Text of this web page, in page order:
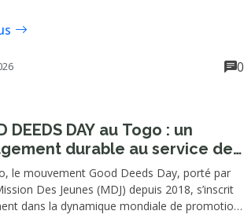
du marquage fiscal sécurisé obligatoire dans
Maritime.
0
DEEDS DAY au Togo : un
durable au service de
et de l’environnement
le mouvement Good Deeds Day, porté par
Des Jeunes (MDJ) depuis 2018, s’inscrit
dans la dynamique mondiale de promotion